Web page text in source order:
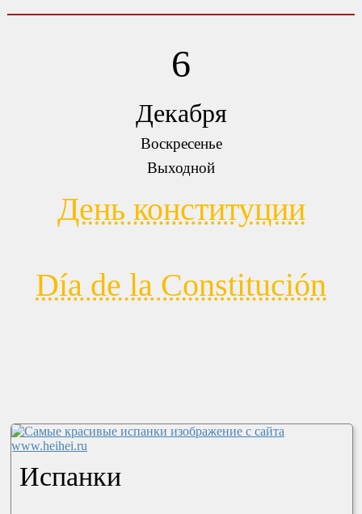
6
Декабря
Воскресенье
Выходной
День конституции
Día de la Constitución
Испанки